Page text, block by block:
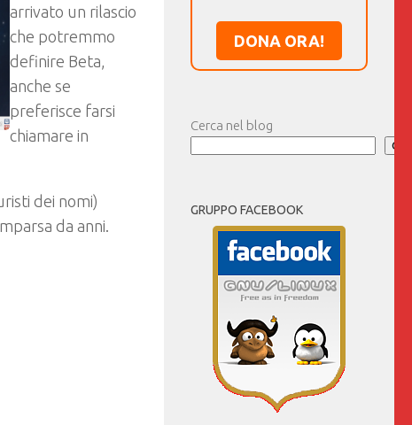
arrivato un rilascio
che potremmo
definire Beta,
anche se
preferisce farsi
chiamare in
dei nomi)
da anni.
DONA ORA!
Cerca nel blog
GRUPPO FACEBOOK